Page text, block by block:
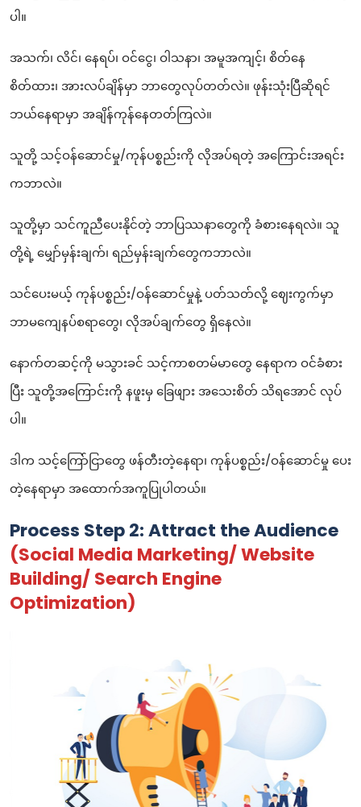
ပါ။
အသက်၊ လိင်၊ နေရပ်၊ ဝင်ငွေ၊ ဝါသနာ၊ အမူအကျင့်၊ စိတ်နေ
စိတ်ထား၊ အားလပ်ချိန်မှာ ဘာတွေလုပ်တတ်လဲ။ ဖုန်းသုံးပြီဆိုရင်
ဘယ်နေရာမှာ အချိန်ကုန်နေတတ်ကြလဲ။
သူတို့ သင့်ဝန်ဆောင်မှု/ကုန်ပစ္စည်းကို လိုအပ်ရတဲ့ အကြောင်းအရင်း
ကဘာလဲ။
သူတို့မှာ သင်ကူညီပေးနိုင်တဲ့ ဘာပြဿနာတွေကို ခံစားနေရလဲ။ သူ
တို့ရဲ့ မျှော်မှန်းချက်၊ ရည်မှန်းချက်တွေကဘာလဲ။
သင်ပေးမယ့် ကုန်ပစ္စည်း/ဝန်ဆောင်မှုနဲ့ ပတ်သတ်လို့ ဈေးကွက်မှာ
ဘာမကျေနပ်စရာတွေ၊ လိုအပ်ချက်တွေ ရှိနေလဲ။
နောက်တဆင့်ကို မသွားခင် သင့်ကာစတမ်မာတွေ နေရာက ဝင်ခံစား
ပြီး သူတို့အကြောင်းကို နဖူးမှ ခြေဖျား အသေးစိတ် သိရအောင် လုပ်
ပါ။
ဒါက သင့်ကြော်ငြာတွေ ဖန်တီးတဲ့နေရာ၊ ကုန်ပစ္စည်း/ဝန်ဆောင်မှု ပေး
တဲ့နေရာမှာ အထောက်အကူပြုပါတယ်။
Process Step 2: Attract the Audience
(Social Media Marketing/ Website
Building/ Search Engine
Optimization)